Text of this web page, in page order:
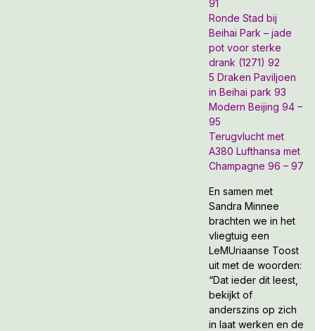
91
Ronde Stad bij
Beihai Park – jade
pot voor sterke
drank (1271) 92
5 Draken Paviljoen
in Beihai park 93
Modern Beijing 94 –
95
Terugvlucht met
A380 Lufthansa met
Champagne 96 – 97
En samen met
Sandra Minnee
brachten we in het
vliegtuig een
LeMUriaanse Toost
uit met de woorden:
“Dat ieder dit leest,
bekijkt of
anderszins op zich
in laat werken en de